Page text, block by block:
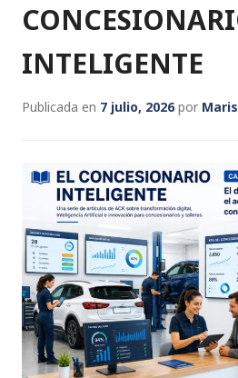
INTELIGENTE
Publicada en 7 julio, 2026por